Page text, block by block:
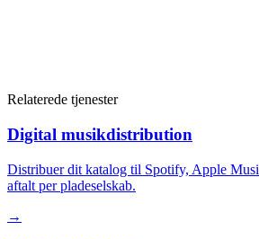
Relaterede tjenester
Digital musikdistribution
Distribuer dit katalog til Spotify, Apple
aftalt per pladeselskab.
→